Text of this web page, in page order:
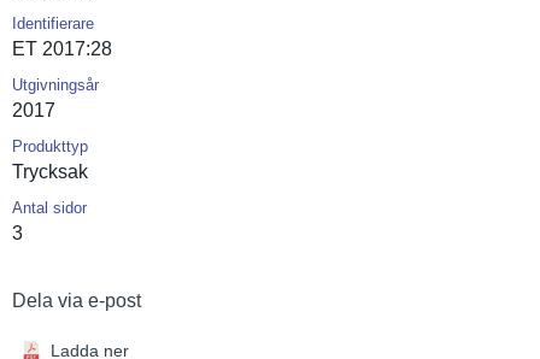
Identifierare
ET 2017:28
Utgivningsår
2017
Produkttyp
Trycksak
Antal sidor
3
Dela via e-post
Ladda ner